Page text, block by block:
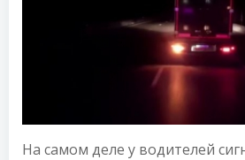
На самом деле у водителей